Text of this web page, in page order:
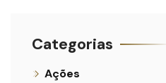
Categorias
Ações